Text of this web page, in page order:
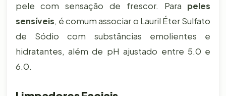
pele com sensação de frescor. Para peles
sensíveis, é comum associar o Lauril Éter Sulfato
de Sódio com substâncias emolientes e
hidratantes, além de pH ajustado entre 5.0 e
6.0.